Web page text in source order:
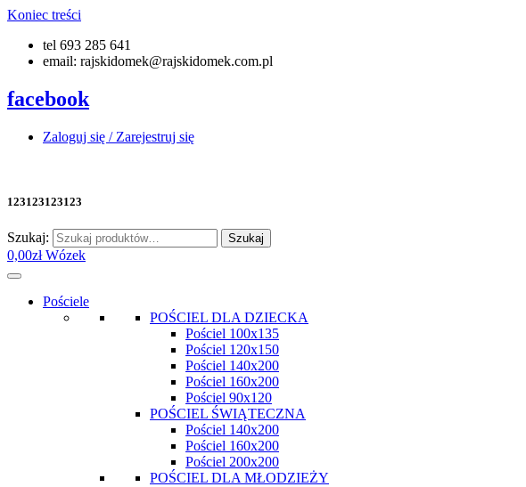
Koniec treści
tel 693 285 641
email: rajskidomek@rajskidomek.com.pl
facebook
Zaloguj się / Zarejestruj się
123123123123
Szukaj: Szukaj
0,00zł Wózek
Pościele
POŚCIEL DLA DZIECKA
Pościel 100x135
Pościel 120x150
Pościel 140x200
Pościel 160x200
Pościel 90x120
POŚCIEL ŚWIĄTECZNA
Pościel 140x200
Pościel 160x200
Pościel 200x200
POŚCIEL DLA MŁODZIEŻY